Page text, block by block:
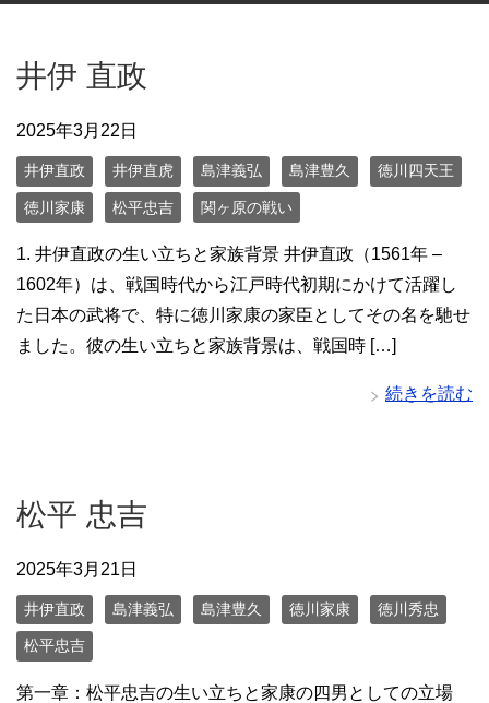
井伊 直政
2025年3月22日
井伊直政 井伊直虎 島津義弘 島津豊久 徳川四天王
徳川家康 松平忠吉 関ヶ原の戦い
1. 井伊直政の生い立ちと家族背景 井伊直政（1561年 –
1602年）は、戦国時代から江戸時代初期にかけて活躍し
た日本の武将で、特に徳川家康の家臣としてその名を馳せ
ました。彼の生い立ちと家族背景は、戦国時 […]
続きを読む
松平 忠吉
2025年3月21日
井伊直政 島津義弘 島津豊久 徳川家康 徳川秀忠
松平忠吉
第一章：松平忠吉の生い立ちと家康の四男としての立場